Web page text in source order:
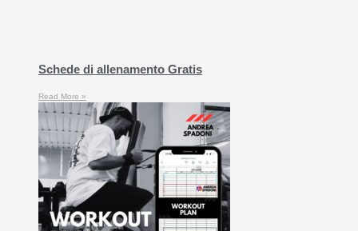
Schede di allenamento Gratis
Read More »